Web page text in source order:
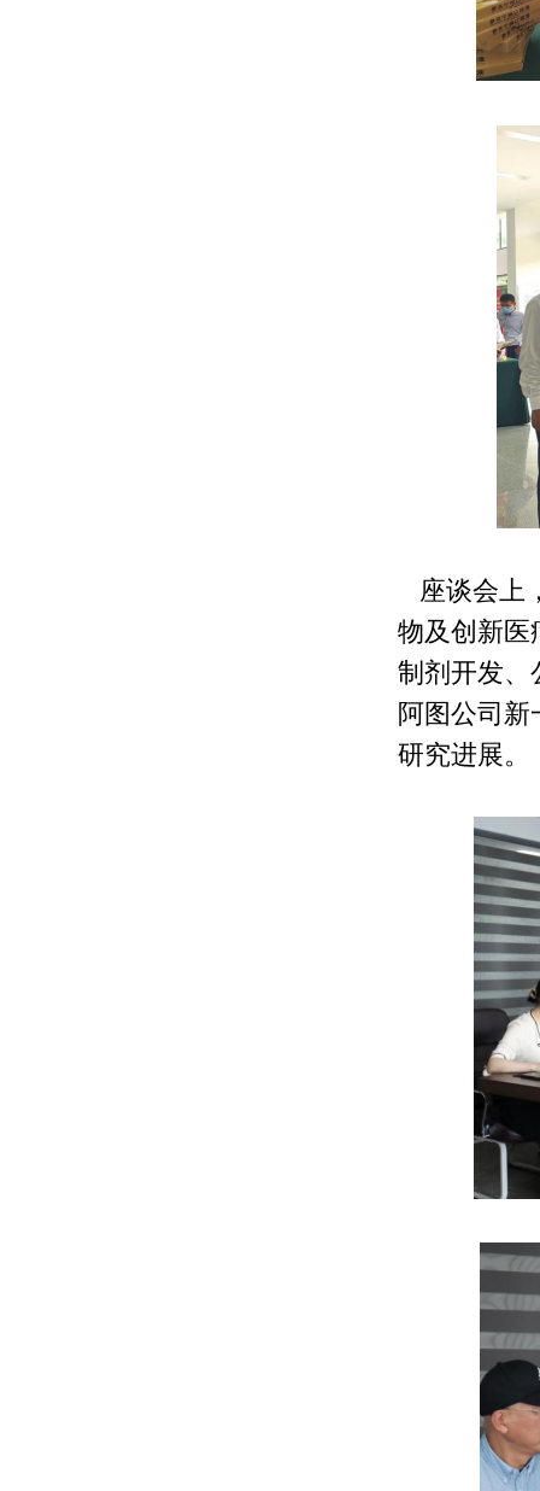
座谈会上
物及创新医
制剂开发、
阿图公司新
研究进展。